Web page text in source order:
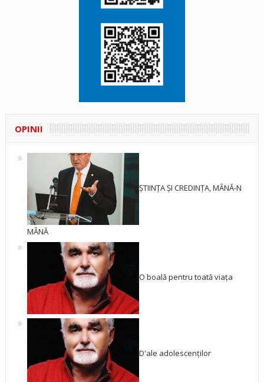
OPINII
ȘTIINȚA ȘI CREDINȚA, MÂNĂ-N
MÂNĂ
O boală pentru toată viața
D'ale adolescenților